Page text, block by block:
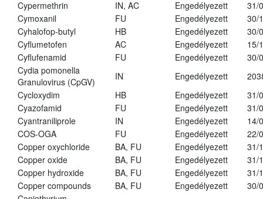
Cypermethrin
IN, AC Engedélyezett
31/
Cymoxanil
FU Engedélyezett
30/
Cyhalofop-butyl
HB Engedélyezett
30/
Cyflumetofen
AC Engedélyezett
15/
Cyflufenamid
FU Engedélyezett
30/
Cydia pomonella
Granulovirus (CpGV)
IN Engedélyezett
Cycloxydim
HB Engedélyezett
31/
Cyazofamid
FU Engedélyezett
31/
Cyantraniliprole
IN Engedélyezett
14/
COS-OGA
FU Engedélyezett
22/
Copper oxychloride
BA, FU Engedélyezett
31/
Copper oxide
BA, FU Engedélyezett
31/
Copper hydroxide
BA, FU Engedélyezett
31/
Copper compounds
BA, FU Engedélyezett
30/